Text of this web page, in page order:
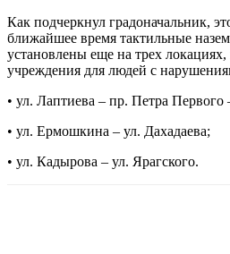
Как подчеркнул градоначальник,
ближайшее время тактильные
установлены еще на трех
учреждения для людей с
• ул. Лаптиева – пр. Петра Первого
• ул. Ермошкина – ул. Дахадаева;
• ул. Кадырова – ул. Ярагского.